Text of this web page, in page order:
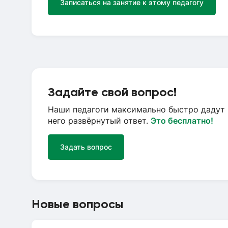
Записаться на занятие к этому педагогу
Задайте свой вопрос!
Наши педагоги максимально быстро дадут
него развёрнутый ответ. Это бесплатно!
Задать вопрос
Новые вопросы